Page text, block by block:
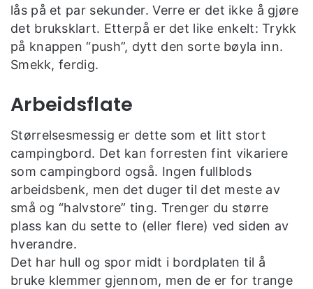
lås på et par sekunder. Verre er det ikke å gjøre
det bruksklart. Etterpå er det like enkelt: Trykk
på knappen “push”, dytt den sorte bøyla inn.
Smekk, ferdig.
Arbeidsflate
Størrelsesmessig er dette som et litt stort
campingbord. Det kan forresten fint vikariere
som campingbord også. Ingen fullblods
arbeidsbenk, men det duger til det meste av
små og “halvstore” ting. Trenger du større
plass kan du sette to (eller flere) ved siden av
hverandre.
Det har hull og spor midt i bordplaten til å
bruke klemmer gjennom, men de er for trange